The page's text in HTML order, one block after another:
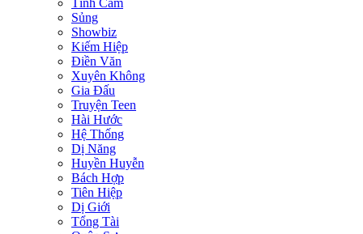
Tình Cảm
Sủng
Showbiz
Kiếm Hiệp
Điền Văn
Xuyên Không
Gia Đấu
Truyện Teen
Hài Hước
Hệ Thống
Dị Năng
Huyền Huyễn
Bách Hợp
Tiên Hiệp
Dị Giới
Tổng Tài